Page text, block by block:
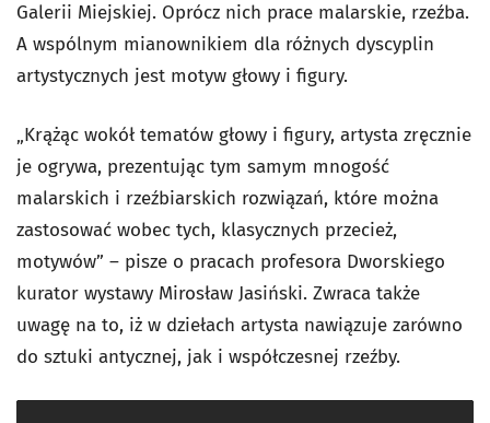
Galerii Miejskiej. Oprócz nich prace malarskie, rzeźba.
A wspólnym mianownikiem dla różnych dyscyplin
artystycznych jest motyw głowy i figury.
„Krążąc wokół tematów głowy i figury, artysta zręcznie
je ogrywa, prezentując tym samym mnogość
malarskich i rzeźbiarskich rozwiązań, które można
zastosować wobec tych, klasycznych przecież,
motywów” – pisze o pracach profesora Dworskiego
kurator wystawy Mirosław Jasiński. Zwraca także
uwagę na to, iż w dziełach artysta nawiązuje zarówno
do sztuki antycznej, jak i współczesnej rzeźby.